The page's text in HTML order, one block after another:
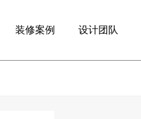
装修案例 设计团队